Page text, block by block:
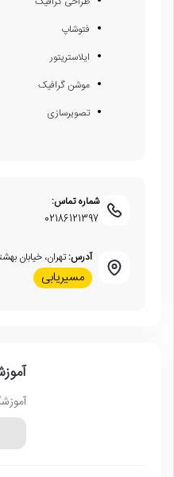
فتوشاپ
ایلاستریتور
موشن گرافیک
تصویرسازی
شماره تماس:
02186121397
آدرس:تهران، خیابان
مسیریابی